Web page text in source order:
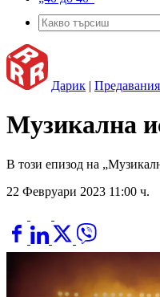
Дарик | Предавания
Музикална
В този епизод на
22 Февруари 2023 11:00 ч.